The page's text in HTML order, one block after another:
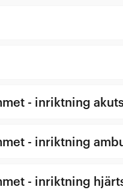
- inriktning
- inriktning
- inriktning